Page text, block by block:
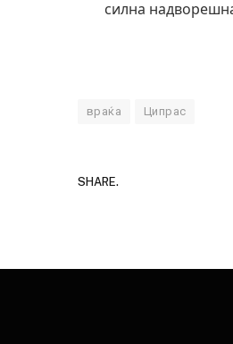
силна
враќа Ципрас
SHARE.